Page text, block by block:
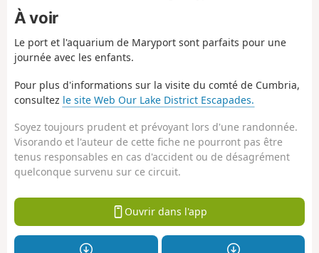
À voir
Le port et l'aquarium de Maryport sont parfaits pour une
journée avec les enfants.
Pour plus d'informations sur la visite du comté de Cumbria,
consultez le site Web Our Lake District Escapades.
Soyez toujours prudent et prévoyant lors d'une randonnée.
Visorando et l'auteur de cette fiche ne pourront pas être
tenus responsables en cas d'accident ou de désagrément
quelconque survenu sur ce circuit.
Ouvrir dans l'app